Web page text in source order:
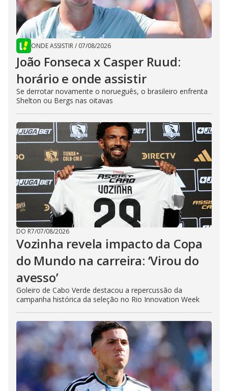
ONDE ASSISTIR/ 07/08/2026
João Fonseca x Casper Ruud:
horário e onde assistir
Se derrotar novamente o norueguês, o brasileiro enfrenta
Shelton ou Bergs nas oitavas
DO R7/07/08/2026
Vozinha revela impacto da Copa
do Mundo na carreira: ‘Virou do
avesso’
Goleiro de Cabo Verde destacou a repercussão da
campanha histórica da seleção no Rio Innovation Week